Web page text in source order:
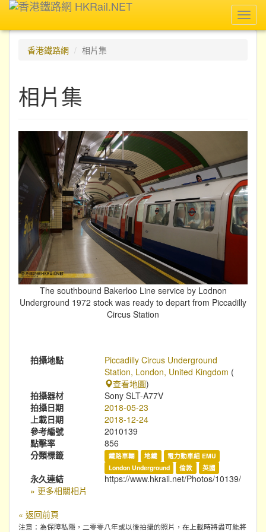
香港鐵路網
相片集
相片集
The southbound Bakerloo Line service by Lodnon
Underground 1972 stock was ready to depart from Piccadilly
Circus Station
拍攝地點
Piccadilly Circus Underground
Station, London, United Kingdom (
查看地圖)
拍攝器材
Sony SLT-A77V
拍攝日期
2018-05-23
上載日期
2018-12-24
參考編號
2010139
點擊率
856
分類標籤
鐵路車輛 地鐵
電力動車組 EMU
London Underground
倫敦 英國
永久連結
https://www.hkrail.net/Photos/10139/
» 更多相關相片
« 返回前頁
注意：為保障私隱，二零零八年或以後拍攝的照片，在上載時將盡可能將